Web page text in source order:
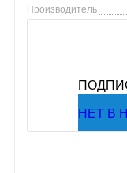
Производитель
НЕТ В